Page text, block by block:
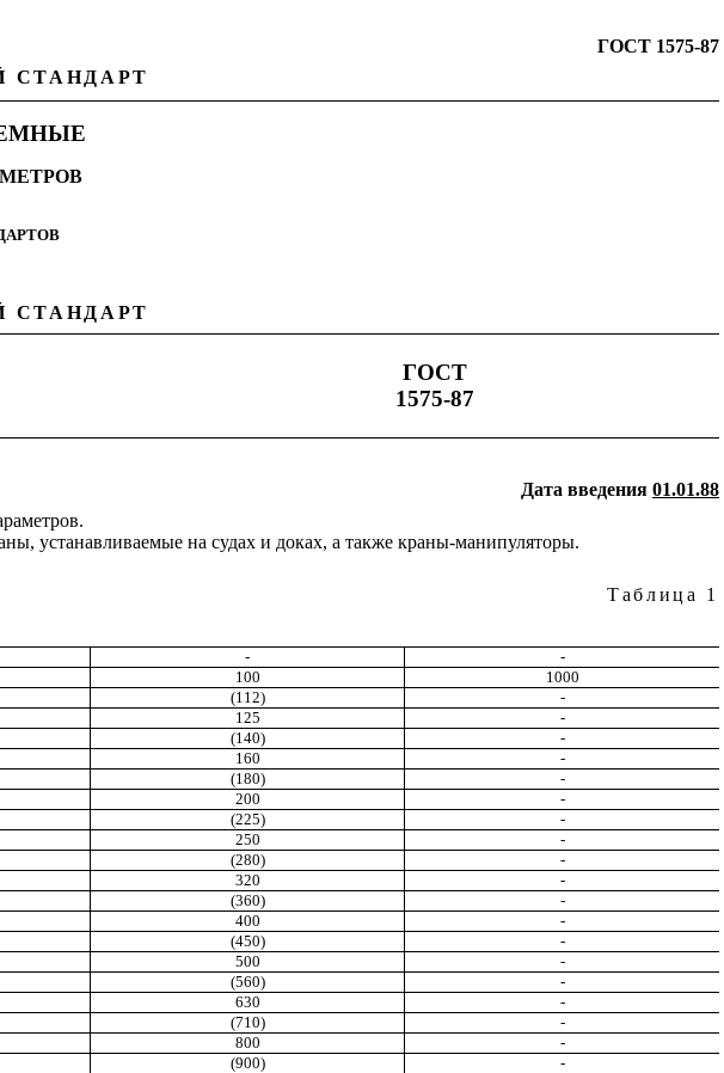
ГОСТ 1575-87
СТАНДАРТ
СТАНДАРТ
ГОСТ
1575-87
Дата введения 01.01.88
устанавливаемые на судах и доках, а также краны-манипуляторы.
Таблица 1
-
-
100
1000
(112)
-
125
-
(140)
-
160
-
(180)
-
200
-
(225)
-
250
-
(280)
-
320
-
(360)
-
400
-
(450)
-
500
-
(560)
-
630
-
(710)
-
800
-
(900)
-